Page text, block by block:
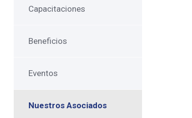
Capacitaciones
Beneficios
Eventos
Nuestros Asociados